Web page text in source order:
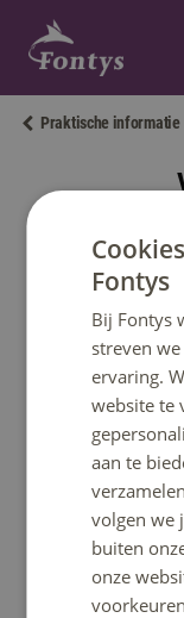
Praktische informatie
Op
Als je gaat
weten
een
het kan zijn
rooster.
Als je echt
jou om toch
secretariaat
Download
Fontys
Bij Fontys
streven
ervaring.
website te
aan te
volgen we
buiten
onze